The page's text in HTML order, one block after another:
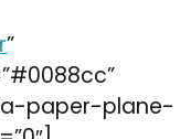
”
paper-plane-